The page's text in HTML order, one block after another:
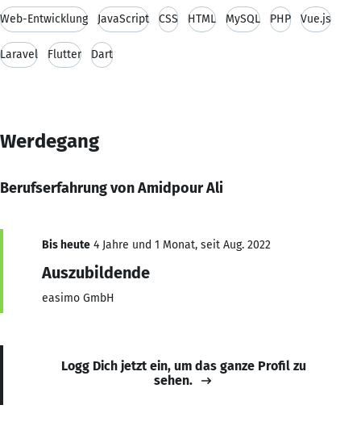
Web-Entwicklung JavaScript CSS HTML MySQL PHP Vue.js
Laravel Flutter Dart
Werdegang
Berufserfahrung von Amidpour Ali
Bis heute 4 Jahre und 1 Monat, seit Aug. 2022
Auszubildende
easimo GmbH
Logg Dich jetzt ein, um das ganze Profil zu
sehen.